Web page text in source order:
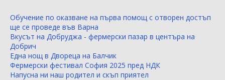
Обучение по оказване на първа помощ с отворен достъп
ще се проведе във Варна
Вкусът на Добруджа - фермерски пазар в центъра на
Добрич
Една нощ в Двореца на Балчик
Фермерски фестивал София 2025 пред НДК
Напусна ни наш родител и скъп приятел